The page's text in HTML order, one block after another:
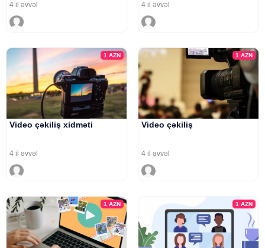
4 il əvvəl 4 il əvvəl
1AZN
Video çəkiliş xidməti
4 il əvvəl
1 AZN
Video çəkiliş
4 il əvvəl
1AZN 1 AZN